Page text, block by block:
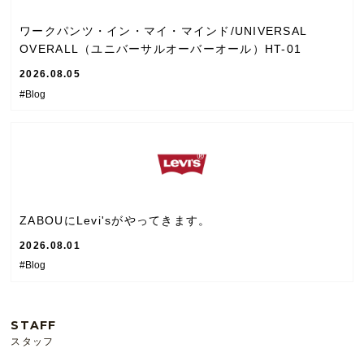
ワークパンツ・イン・マイ・マインド/UNIVERSAL
OVERALL（ユニバーサルオーバーオール）HT-01
2026.08.05
#Blog
ZABOUにLevi'sがやってきます。
2026.08.01
#Blog
STAFF
スタッフ